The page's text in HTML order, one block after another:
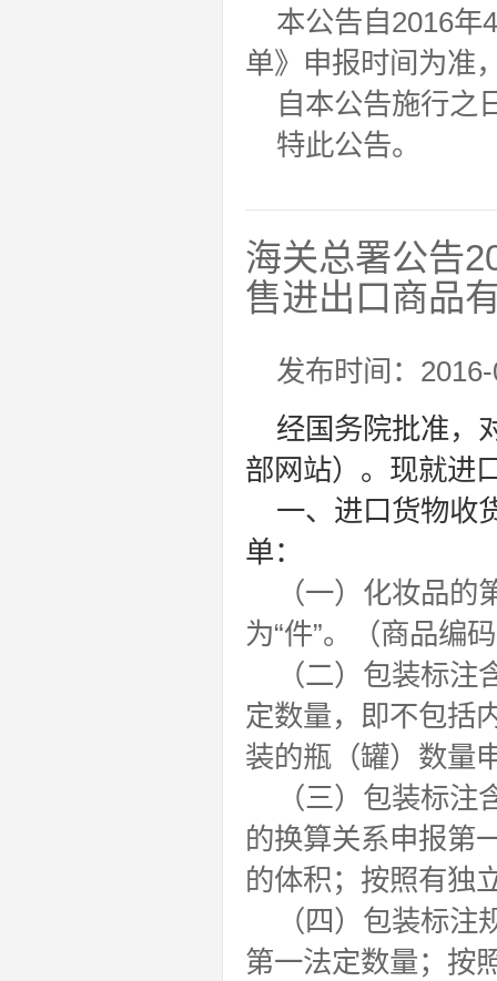
本公告自2016年
单》申报时间为准
自本公告施行之
特此公告。
海关总署公告
售进出口商品
发布时间：
经国务院批准，
部网站）。现就进
一、进口货物收
单：
（一）化妆品
为“件”。（商品编
（二）包装标
定数量，即不包括
装的瓶（罐）数量
（三）包装标
的换算关系申报第
的体积；按照有独
（四）包装标注
第一法定数量；按